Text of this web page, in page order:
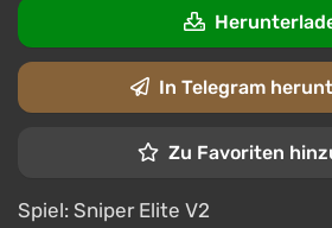
In Telegram
Zu Favoriten
Spiel: Sniper Elite V2